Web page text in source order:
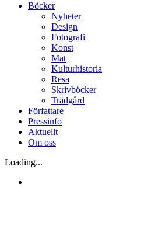
Böcker
Nyheter
Design
Fotografi
Konst
Mat
Kulturhistoria
Resa
Skrivböcker
Trädgård
Författare
Pressinfo
Aktuellt
Om oss
Loading...